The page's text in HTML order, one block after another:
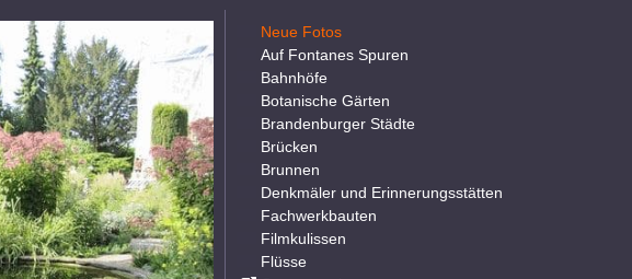
Neue Fotos
Auf Fontanes Spuren
Bahnhöfe
Botanische Gärten
Brandenburger Städte
Brücken
Brunnen
Denkmäler und Erinnerungsstätten
Fachwerkbauten
Filmkulissen
Flüsse